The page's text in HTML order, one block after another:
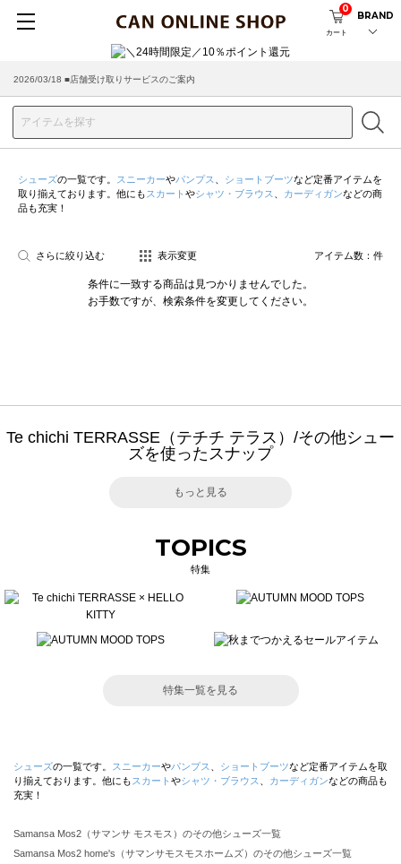
カート
0
BRAND
2026/03/18 ■店舗受け取りサービスのご案内
シューズの一覧です。 スニーカーやパンプス ショートブーツなど定番アイテムを
取り揃えております。他にも スカート やシャツ・ブラウス カーディガンなどの商
品も充実！
さらに絞り込む 表示変更 アイテム数： 件
条件に一致する商品は見つかりませんでした。
お手数ですが、検索条件を変更してください。
Te chichi TERRASSE（テチチ テラス）/その他シュー
ズを使ったスナップ
もっと見る
TOPICS
特集
特集一覧を見る
シューズの一覧です。 スニーカーやパンプス ショートブーツなど定番アイテムを取
り揃えております。他にも スカート やシャツ・ブラウス カーディガンなどの商品も
充実！
Samansa Mos2（サマンサ モスモス）のその他シューズ一覧
Samansa Mos2 home's（サマンサモスモスホームズ）のその他シューズ一覧